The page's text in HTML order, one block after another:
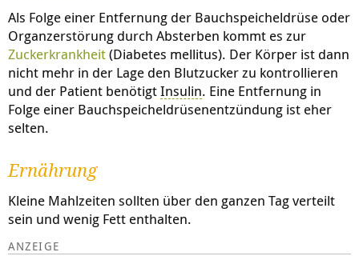
Als Folge einer Entfernung der Bauchspeicheldrüse oder
Organzerstörung durch Absterben kommt es zur
Zuckerkrankheit(Diabetes mellitus). Der Körper ist dann
nicht mehr in der Lage den Blutzucker zu kontrollieren
und der Patient benötigtInsulin. Eine Entfernung in
Folge einer Bauchspeicheldrüsenentzündung ist eher
selten.
Ernährung
Kleine Mahlzeiten sollten über den ganzen Tag verteilt
sein und wenig Fett enthalten.